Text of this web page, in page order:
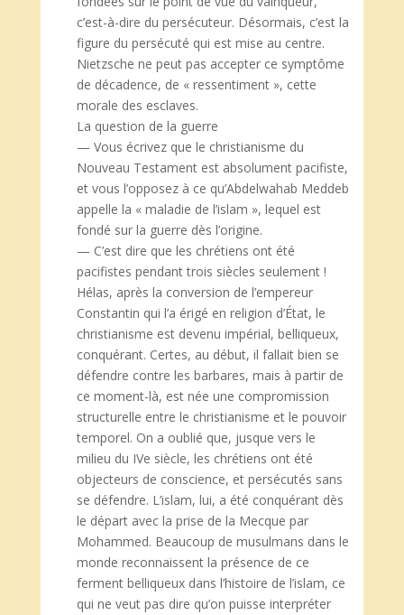
c’est-à-dire du persécuteur. Désormais, c’est la
figure du persécuté qui est mise au centre.
Nietzsche ne peut pas accepter ce symptôme
de décadence, de « ressentiment », cette
morale des esclaves.
La question de la guerre
— Vous écrivez que le christianisme du
Nouveau Testament est absolument pacifiste,
et vous l’opposez à ce qu’Abdelwahab Meddeb
appelle la « maladie de l’islam », lequel est
fondé sur la guerre dès l’origine.
— C’est dire que les chrétiens ont été
pacifistes pendant trois siècles seulement !
Hélas, après la conversion de l’empereur
Constantin qui l’a érigé en religion d’État, le
christianisme est devenu impérial, belliqueux,
conquérant. Certes, au début, il fallait bien se
défendre contre les barbares, mais à partir de
ce moment-là, est née une compromission
structurelle entre le christianisme et le pouvoir
temporel. On a oublié que, jusque vers le
milieu du IVe siècle, les chrétiens ont été
objecteurs de conscience, et persécutés sans
se défendre. L’islam, lui, a été conquérant dès
le départ avec la prise de la Mecque par
Mohammed. Beaucoup de musulmans dans le
monde reconnaissent la présence de ce
ferment belliqueux dans l’histoire de l’islam, ce
qui ne veut pas dire qu’on puisse interpréter